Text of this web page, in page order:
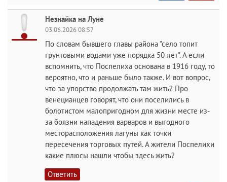
Незнайка на Луне
03.06.2026 08:57
По словам бывшего главы района "село топит
грунтовыми водами уже порядка 50 лет". А если
вспомнить, что Поспелиха основана в 1916 году, то
вероятно, что и раньше было также. И вот вопрос,
что за упорство продолжать там жить? Про
венецианцев говорят, что они поселились в
болотистом малопригодном для жизни месте из-
за боязни нападения варваров и выгодного
месторасположения лагуны как точки
пересечения торговых путей. А жители Поспелихи
какие плюсы нашли чтобы здесь жить?
Ответить